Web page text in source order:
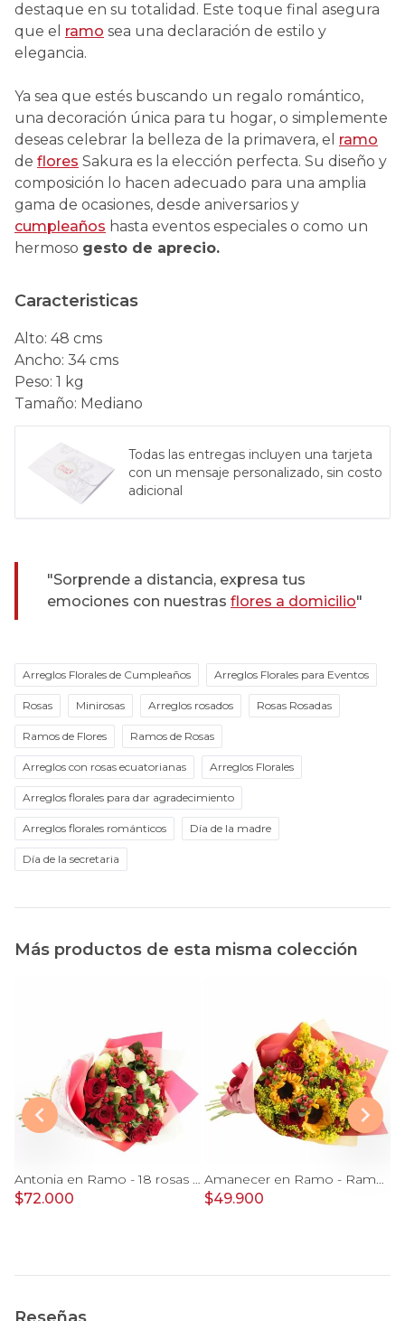
destaque en su totalidad. Este toque final asegura
que el ramo sea una declaración de estilo y
elegancia.
Ya sea que estés buscando un regalo romántico,
una decoración única para tu hogar, o simplemente
deseas celebrar la belleza de la primavera, el ramo
de flores Sakura es la elección perfecta. Su diseño y
composición lo hacen adecuado para una amplia
gama de ocasiones, desde aniversarios y
cumpleaños hasta eventos especiales o como un
hermoso gesto de aprecio.
Caracteristicas
Alto: 48 cms
Ancho: 34 cms
Peso: 1 kg
Tamaño: Mediano
Todas las entregas incluyen una tarjeta
con un mensaje personalizado, sin costo
adicional
"Sorprende a distancia, expresa tus
emociones con nuestras flores a domicilio"
Arreglos Florales de Cumpleaños Arreglos Florales para Eventos
Rosas Minirosas Arreglos rosados Rosas Rosadas
Ramos de Flores Ramos de Rosas
Arreglos con rosas ecuatorianas Arreglos Florales
Arreglos florales para dar agradecimiento
Arreglos florales románticos Día de la madre
Día de la secretaria
Más productos de esta misma colección
Antonia en Ramo - 18 rosas mix blanco y rojo con hypericum
$72.000
Amanecer en Ramo - Ramo con girasoles, rosas rojo e hypericum
$49.900